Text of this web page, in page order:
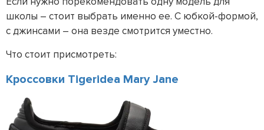
школы – стоит выбрать именно ее. С юбкой-формой,
с джинсами – она везде смотрится уместно.
Что стоит присмотреть:
Кроссовки Tigeridea Mary Jane